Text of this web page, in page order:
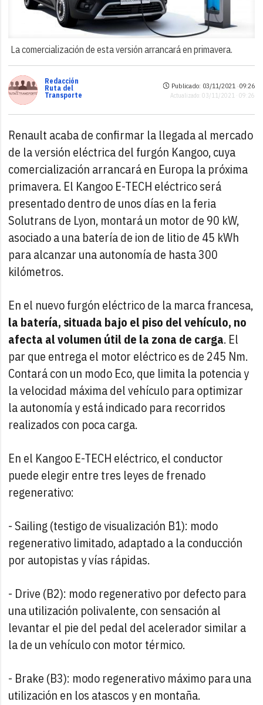
La comercialización de esta versión arrancará en primavera.
Redacción
Ruta del
Transporte
Publicado: 03/11/2021 ·09:26
Actualizado: 03/11/2021 · 09:26
Renault acaba de confirmar la llegada al mercado
de la versión eléctrica del furgón Kangoo, cuya
comercialización arrancará en Europa la próxima
primavera. El Kangoo E-TECH eléctrico será
presentado dentro de unos días en la feria
Solutrans de Lyon, montará un motor de 90 kW,
asociado a una batería de ion de litio de 45 kWh
para alcanzar una autonomía de hasta 300
kilómetros.
En el nuevo furgón eléctrico de la marca francesa,
la batería, situada bajo el piso del vehículo, no
afecta al volumen útil de la zona de carga. El
par que entrega el motor eléctrico es de 245 Nm.
Contará con un modo Eco, que limita la potencia y
la velocidad máxima del vehículo para optimizar
la autonomía y está indicado para recorridos
realizados con poca carga.
En el Kangoo E-TECH eléctrico, el conductor
puede elegir entre tres leyes de frenado
regenerativo:
- Sailing (testigo de visualización B1): modo
regenerativo limitado, adaptado a la conducción
por autopistas y vías rápidas.
- Drive (B2): modo regenerativo por defecto para
una utilización polivalente, con sensación al
levantar el pie del pedal del acelerador similar a
la de un vehículo con motor térmico.
- Brake (B3): modo regenerativo máximo para una
utilización en los atascos y en montaña.